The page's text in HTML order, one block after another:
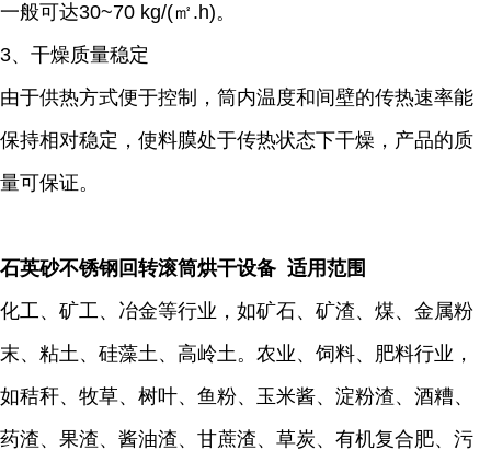
一般可达30~70 kg/(㎡.h)。
3、干燥质量稳定
由于供热方式便于控制，筒内温度和间壁的传热速率能
保持相对稳定，使料膜处于传热状态下干燥，产品的质
量可保证。
石英砂不锈钢回转滚筒烘干设备 适用范围
化工、矿工、冶金等行业，如矿石、矿渣、煤、金属粉
末、粘土、硅藻土、高岭土。农业、饲料、肥料行业，
如秸秆、牧草、树叶、鱼粉、玉米酱、淀粉渣、酒糟、
药渣、果渣、酱油渣、甘蔗渣、草炭、有机复合肥、污